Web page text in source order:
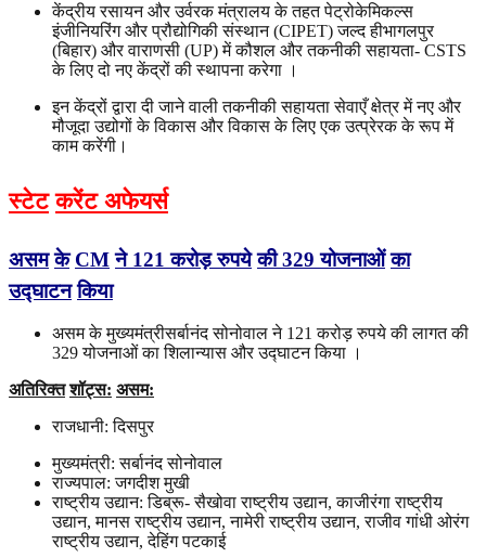
केंद्रीय रसायन और उर्वरक मंत्रालय के तहत पेट्रोकेमिकल्स
इंजीनियरिंग और प्रौद्योगिकी संस्थान (CIPET) जल्द हीभागलपुर
(बिहार) और वाराणसी (UP) में कौशल और तकनीकी सहायता- CSTS
के लिए दो नए केंद्रों की स्थापना करेगा ।
इन केंद्रों द्वारा दी जाने वाली तकनीकी सहायता सेवाएँ क्षेत्र में नए और
मौजूदा उद्योगों के विकास और विकास के लिए एक उत्प्रेरक के रूप में
काम करेंगी।
स्टेट करेंट अफेयर्स
असम के CM ने121करोड़ रुपये की329योजनाओं का
उद्घाटन किया
असम के मुख्यमंत्रीसर्बानंद सोनोवाल ने 121 करोड़ रुपये की लागत की
329 योजनाओं का शिलान्यास और उद्घाटन किया ।
अतिरिक्त शॉट्स: असम:
राजधानी: दिसपुर
मुख्यमंत्री: सर्बानंद सोनोवाल
राज्यपाल: जगदीश मुखी
राष्ट्रीय उद्यान: डिब्रू- सैखोवा राष्ट्रीय उद्यान, काजीरंगा राष्ट्रीय
उद्यान, मानस राष्ट्रीय उद्यान, नामेरी राष्ट्रीय उद्यान, राजीव गांधी ओरंग
राष्ट्रीय उद्यान, देहिंग पटकाई